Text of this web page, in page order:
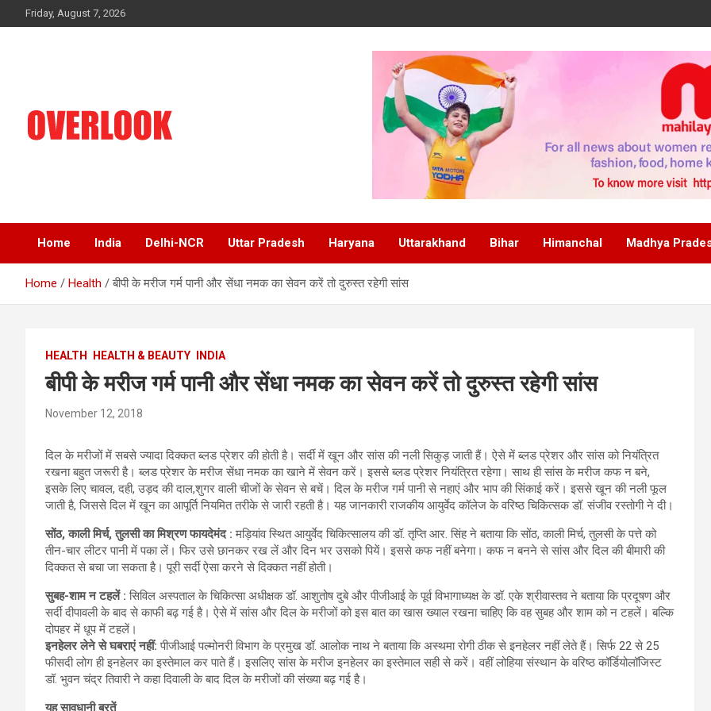
to
Friday, August 7, 2026
Home India Delhi-NCR Uttar Pradesh Haryana Uttarakhand Bihar Himanchal Madhya
Home Health बीपी के मरीज गर्म पानी और सेंधा नमक का सेवन करें तो दुरुस्त रहेगी सांस
HEALTH HEALTH & BEAUTY INDIA
बीपी के मरीज गर्म पानी और सेंधा नमक का सेवन करें तो दुरुस्त रहेगी सांस
November 12, 2018
दिल के मरीजों में सबसे ज्यादा दिक्कत ब्लड प्रेशर की होती है। सर्दी में खून और सांस की नली सिकुड़ जाती हैं। ऐसे में ब्लड प्रेशर और सांस को नियंत्रित
रखना बहुत जरूरी है। ब्लड प्रेशर के मरीज सेंधा नमक का खाने में सेवन करें। इससे ब्लड प्रेशर नियंत्रित रहेगा। साथ ही सांस के मरीज कफ न बने,
इसके लिए चावल, दही, उड़द की दाल,शुगर वाली चीजों के सेवन से बचें। दिल के मरीज गर्म पानी से नहाएं और भाप की सिंकाई करें। इससे खून की नली फूल
जाती है, जिससे दिल में खून का आपूर्ति नियमित तरीके से जारी रहती है। यह जानकारी राजकीय आयुर्वेद कॉलेज के वरिष्ठ चिकित्सक डॉ. संजीव रस्तोगी ने दी।
सोंठ, काली मिर्च, तुलसी का मिश्रण फायदेमंद : मड़ियांव स्थित आयुर्वेद चिकित्सालय की डॉ. तृप्ति आर. सिंह ने बताया कि सोंठ, काली मिर्च, तुलसी के पत्ते को
तीन-चार लीटर पानी में पका लें। फिर उसे छानकर रख लें और दिन भर उसको पियें। इससे कफ नहीं बनेगा। कफ न बनने से सांस और दिल की बीमारी की
दिक्कत से बचा जा सकता है। पूरी सर्दी ऐसा करने से दिक्कत नहीं होती।
सुबह-शाम न टहलें : सिविल अस्पताल के चिकित्सा अधीक्षक डॉ. आशुतोष दुबे और पीजीआई के पूर्व विभागाध्यक्ष के डॉ. एके श्रीवास्तव ने बताया कि प्रदूषण और
सर्दी दीपावली के बाद से काफी बढ़ गई है। ऐसे में सांस और दिल के मरीजों को इस बात का खास ख्याल रखना चाहिए कि वह सुबह और शाम को न टहलें। बल्कि
दोपहर में धूप में टहलें।
इनहेलर लेने से घबराएं नहीं: पीजीआई पल्मोनरी विभाग के प्रमुख डॉ. आलोक नाथ ने बताया कि अस्थमा रोगी ठीक से इनहेलर नहीं लेते हैं। सिर्फ 22 से 25
फीसदी लोग ही इनहेलर का इस्तेमाल कर पाते हैं। इसलिए सांस के मरीज इनहेलर का इस्तेमाल सही से करें। वहीं लोहिया संस्थान के वरिष्ठ कॉर्डियोलॉजिस्ट
डॉ. भुवन चंद्र तिवारी ने कहा दिवाली के बाद दिल के मरीजों की संख्या बढ़ गई है।
यह सावधानी बरतें